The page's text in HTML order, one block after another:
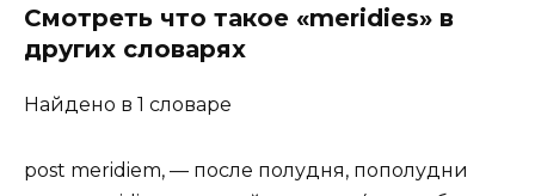
Смотреть что такое «meridies» в
других словарях
Найдено в 1 словаре
post meridiem, — после полудня, пополудни